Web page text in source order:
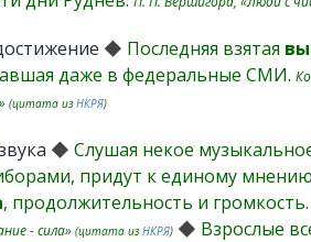
◆ Последняя взятая
даже в федеральные СМИ.
(цитата из НКРЯ)
◆ Слушая некое
придут к единому
, продолжительность и громкость.
- сила» (цитата из НКРЯ) ◆ Взрослые